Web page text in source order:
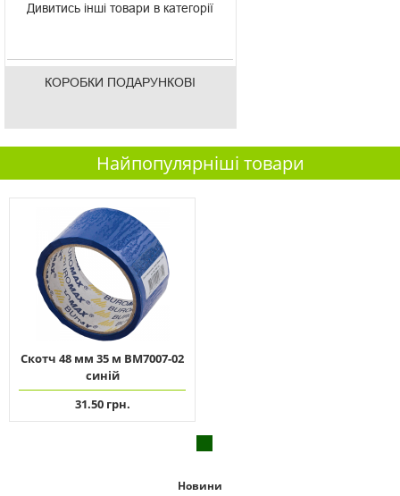
Дивитись інші товари в категорії
КОРОБКИ ПОДАРУНКОВІ
Найпопулярніші товари
Скотч 48 мм 35 м ВМ7007-02
синій
31.50 грн.
Новини